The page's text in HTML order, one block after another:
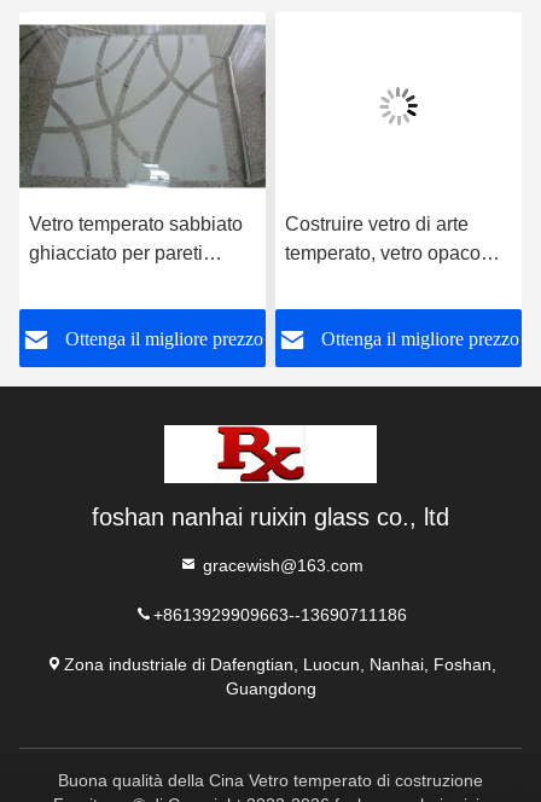
Vetro temperato sabbiato
ghiacciato per pareti
da pranzo
Ottenga il migliore prezzo
Costruire vetro di arte
temperato, vetro opaco
Ottenga il migliore prezzo
foshan nanhai ruixin glass co., ltd
gracewish@163.com
+8613929909663--13690711186
Zona industriale di Dafengtian, Luocun, Nanhai, Foshan,
Guangdong
Buona qualità della Cina Vetro temperato di costruzione